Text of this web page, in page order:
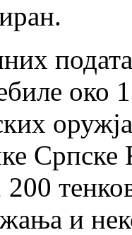
око
Српске
и